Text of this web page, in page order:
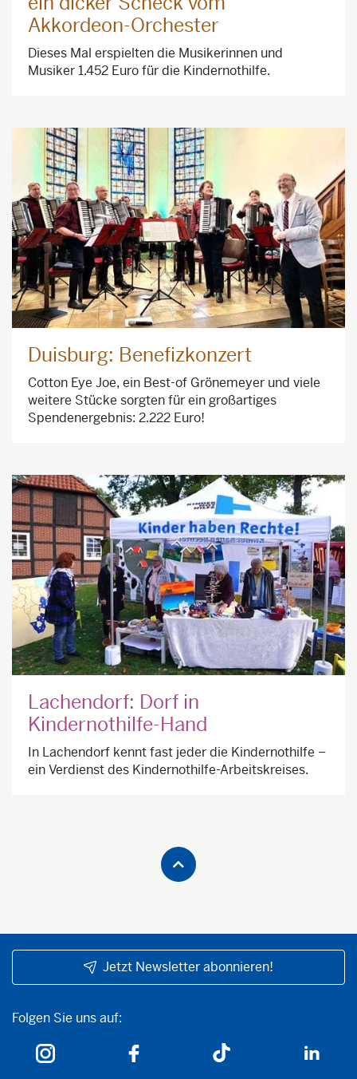
Akkordeon-Orchester
Dieses Mal erspielten die Musikerinnen und
Musiker 1.452 Euro für die Kindernothilfe.
Duisburg: Benefizkonzert
Cotton Eye Joe, ein Best-of Grönemeyer und viele
weitere Stücke sorgten für ein großartiges
Spendenergebnis: 2.222 Euro!
Lachendorf: Dorf in
Kindernothilfe-Hand
In Lachendorf kennt fast jeder die Kindernothilfe –
ein Verdienst des Kindernothilfe-Arbeitskreises.
Jetzt Newsletter abonnieren!
Folgen Sie uns auf:
Folgen Sie uns auf: